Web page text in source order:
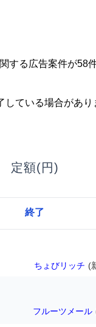
する広告案件が58
ている場合があ
定額(円)
終了
ちょびリッチ (
フルーツメール